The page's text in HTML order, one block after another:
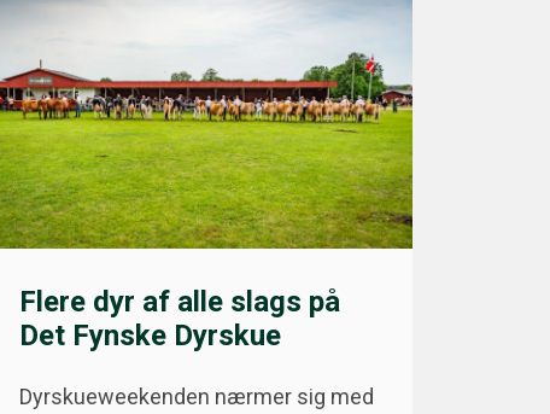
Flere dyr af alle slags på
Det Fynske Dyrskue
Dyrskueweekenden nærmer sig med